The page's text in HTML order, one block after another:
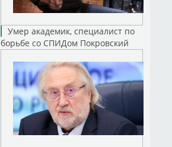
Умер академик, специалист по
борьбе со СПИДом Покровский